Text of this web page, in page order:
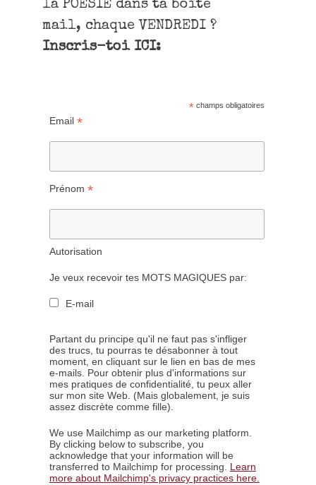
la POÉSIE dans ta boîte
mail, chaque VENDREDI ?
Inscris-toi ICI:
* champs obligatoires
Email *
Prénom *
Autorisation
Je veux recevoir tes MOTS MAGIQUES par:
E-mail
Partant du principe qu'il ne faut pas s'infliger
des trucs, tu pourras te désabonner à tout
moment, en cliquant sur le lien en bas de mes
e-mails. Pour obtenir plus d'informations sur
mes pratiques de confidentialité, tu peux aller
sur mon site Web. (Mais globalement, je suis
assez discrète comme fille).
We use Mailchimp as our marketing platform.
By clicking below to subscribe, you
acknowledge that your information will be
transferred to Mailchimp for processing. Learn
more about Mailchimp's privacy practices here.